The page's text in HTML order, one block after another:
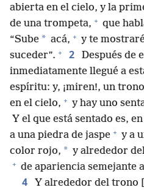
abierta en el cielo, y la
de una trompeta, + que
“Sube * acá, + y te
suceder”. + 2
Después de
inmediatamente llegué a
espíritu: y, ¡miren!, un trono
en el cielo, + y hay uno
Y el que está sentado es,
a una piedra de jaspe + y a
color rojo, * y alrededor
+ de apariencia semejante
4
Y alrededor del trono